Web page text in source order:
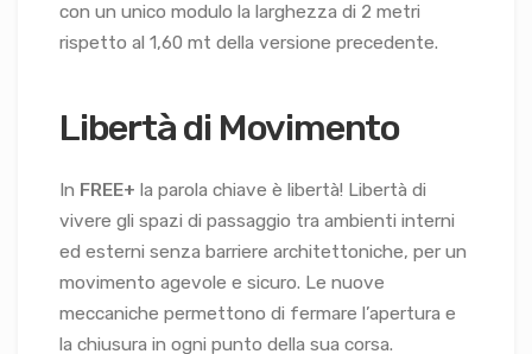
con un unico modulo la larghezza di 2 metri
rispetto al 1,60 mt della versione precedente.
Libertà di Movimento
In FREE+ la parola chiave è libertà! Libertà di
vivere gli spazi di passaggio tra ambienti interni
ed esterni senza barriere architettoniche, per un
movimento agevole e sicuro. Le nuove
meccaniche permettono di fermare l’apertura e
la chiusura in ogni punto della sua corsa.